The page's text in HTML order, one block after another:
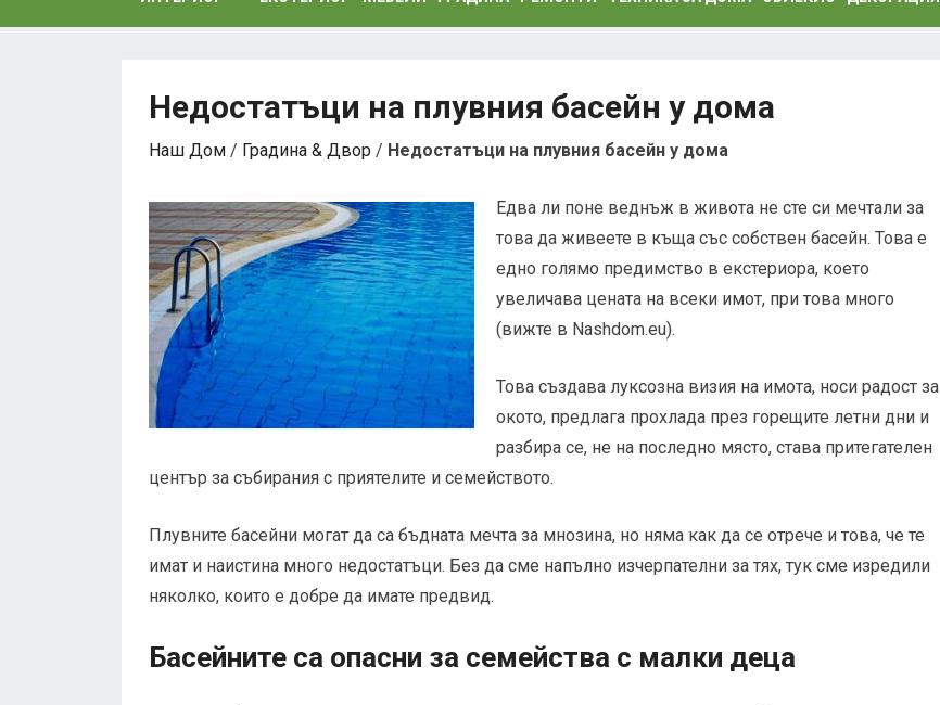
Недостатъци на плувния басейн у дома
Наш Дом / Градина & Двор / Недостатъци на плувния басейн у дома
Едва ли поне веднъж в живота не сте си мечтали за
това да живеете в къща със собствен басейн. Това е
едно голямо предимство в екстериора, което
увеличава цената на всеки имот, при това много
(вижте в Nashdom.eu).
Това създава луксозна визия на имота, носи радост за
окото, предлага прохлада през горещите летни дни и
разбира се, не на последно място, става притегателен
център за събирания с приятелите и семейството.
Плувните басейни могат да са бъдната мечта за мнозина, но няма как да се отрече и това, че те
имат и наистина много недостатъци. Без да сме напълно изчерпателни за тях, тук сме изредили
няколко, които е добре да имате предвид.
Басейните са опасни за семейства с малки деца